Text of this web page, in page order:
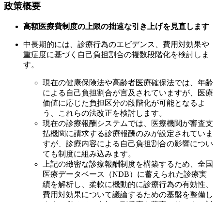
政策概要
高額医療費制度の上限の拙速な引き上げを見直します
中長期的には、診療行為のエビデンス、費用対効果や
重症度に基づく自己負担割合の複数段階化を検討しま
す。
現在の健康保険法や高齢者医療確保法では、年齢
による自己負担割合が言及されていますが、医療
価値に応じた負担区分の段階化が可能となるよ
う、これらの法改正を検討します。
現在の診療報酬システムでは、医療機関が審査支
払機関に請求する診療報酬のみが設定されていま
すが、診療内容による自己負担割合の影響につい
ても制度に組み込みます。
上記の緻密な診療報酬制度を構築するため、全国
医療データベース（NDB）に蓄えられた診療実
績を解析し、柔軟に機動的に診療行為の有効性、
費用対効果について議論するための基盤を整備し